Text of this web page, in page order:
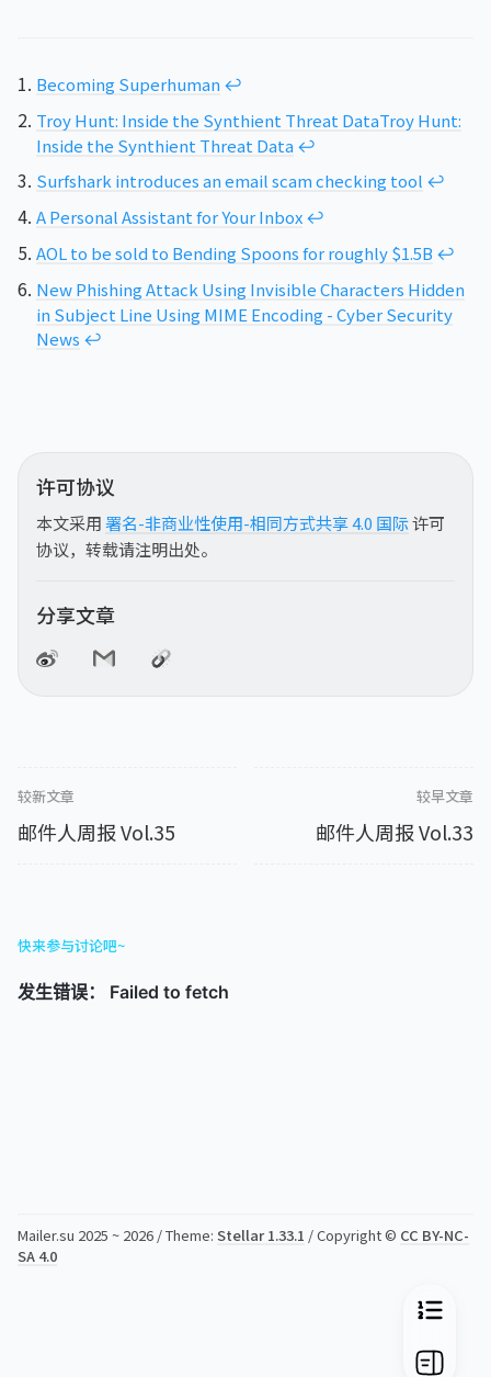
Becoming Superhuman ↩︎
Troy Hunt: Inside the Synthient Threat DataTroy Hunt:
Inside the Synthient Threat Data ↩︎
Surfshark introduces an email scam checking tool ↩︎
A Personal Assistant for Your Inbox↩︎
AOL to be sold to Bending Spoons for roughly $1.5B ↩︎
New Phishing Attack Using Invisible Characters Hidden
in Subject Line Using MIME Encoding - Cyber Security
News ↩︎
许可协议
本文采用署名-非商业性使用-相同方式共享 4.0 国际许可
协议，转载请注明出处。
分享文章
较新文章
邮件人周报 Vol.35
较早文章
邮件人周报 Vol.33
快来参与讨论吧~
Mailer.su 2025 ~ 2026 / Theme: Stellar 1.33.1 / Copyright © CC BY-NC-
SA 4.0